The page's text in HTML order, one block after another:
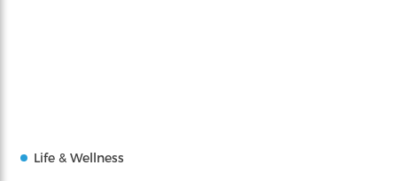
Life & Wellness